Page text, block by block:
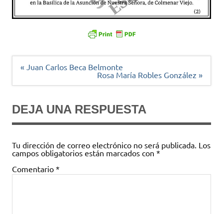
Navegación
« Juan Carlos Beca Belmonte
Rosa María Robles González »
DEJA UNA RESPUESTA
Tu dirección de correo electrónico no será publicada. Los
campos obligatorios están marcados con *
Comentario *